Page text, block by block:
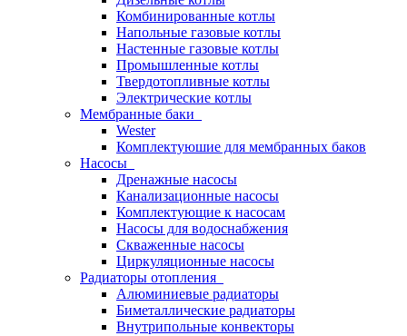
Комбинированные котлы
Напольные газовые котлы
Настенные газовые котлы
Промышленные котлы
Твердотопливные котлы
Электрические котлы
Мембранные баки
Wester
Комплектуюшие для мембранных баков
Насосы
Дренажные насосы
Канализационные насосы
Комплектующие к насосам
Насосы для водоснабжения
Скваженные насосы
Циркуляционные насосы
Радиаторы отопления
Алюминиевые радиаторы
Биметаллические радиаторы
Внутрипольные конвекторы